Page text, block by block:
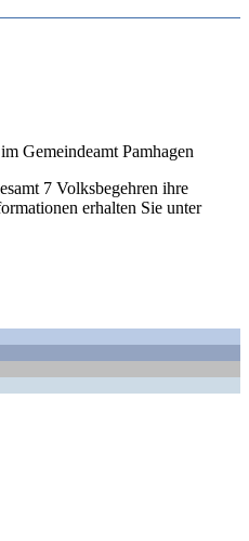
Gemeindeamt Pamhagen
7 Volksbegehren ihre
erhalten Sie unter